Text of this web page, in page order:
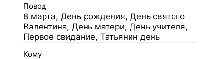
Повод
8 марта, День рождения, День святого
Валентина, День матери, День учителя,
Первое свидание, Татьянин день
Кому